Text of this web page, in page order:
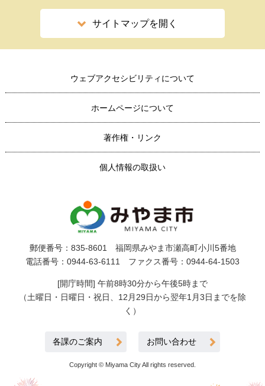
サイトマップを開く
ウェブアクセシビリティについて
ホームページについて
著作権・リンク
個人情報の取扱い
郵便番号：835-8601 福岡県みやま市瀬高町小川5番地
電話番号：0944-63-6111 ファクス番号：0944-64-1503
[開庁時間] 午前8時30分から午後5時まで
（土曜日・日曜日・祝日、12月29日から翌年1月3日までを除
く）
各課のご案内 お問い合わせ
Copyright © Miyama City All rights reserved.